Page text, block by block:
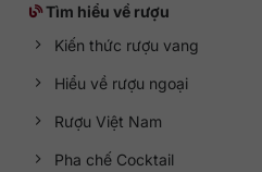
Tìm hiểu về rượu
Kiến thức rượu vang
Hiểu về rượu ngoại
Rượu Việt Nam
Pha chế Cocktail